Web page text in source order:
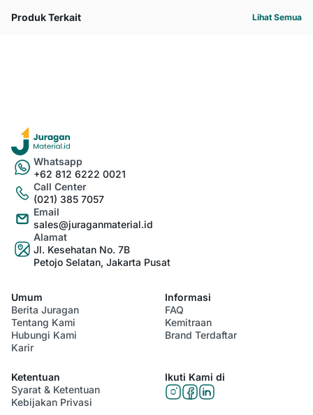
Produk Terkait Lihat Semua
Whatsapp
+62 812 6222 0021
Call Center
(021) 385 7057
Email
sales@juraganmaterial.id
Alamat
Jl. Kesehatan No. 7B
Petojo Selatan, Jakarta Pusat
Umum
Berita Juragan
Tentang Kami
Hubungi Kami
Karir
Informasi
FAQ
Kemitraan
Brand Terdaftar
Ketentuan
Syarat & Ketentuan
Kebijakan Privasi
Ikuti Kami di